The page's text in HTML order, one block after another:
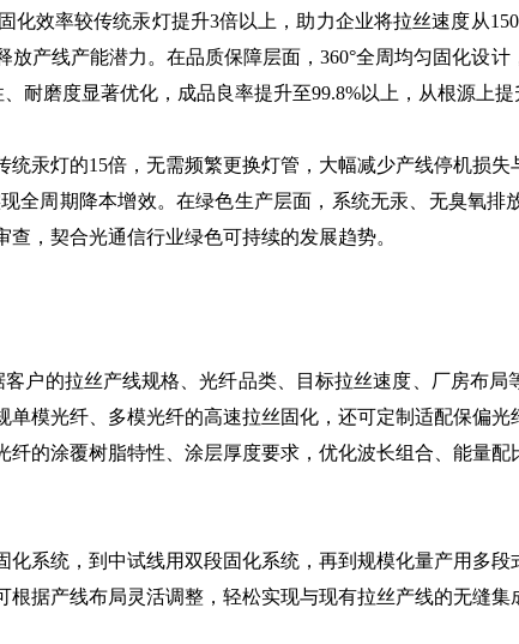
效率较传统汞灯提升3倍以上，助力企业将拉丝速度从
产线产能潜力。在品质保障层面，360°全周均匀固化设
耐磨度显著优化，成品良率提升至99.8%以上，从根源上提
灯的15倍，无需频繁更换灯管，大幅减少产线停机损失
全周期降本增效。在绿色生产层面，系统无汞、无臭氧
，契合光通信行业绿色可持续的发展趋势。
的拉丝产线规格、光纤品类、目标拉丝速度、厂房布局
模光纤、多模光纤的高速拉丝固化，还可定制适配保偏
的涂覆树脂特性、涂层厚度要求，优化波长组合、能量
统，到中试线用双段固化系统，再到规模化量产用多段
据产线布局灵活调整，轻松实现与现有拉丝产线的无缝